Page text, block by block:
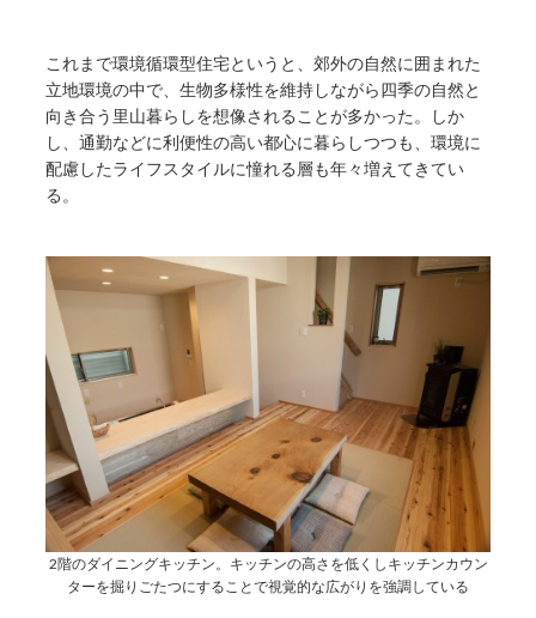
これまで環境循環型住宅というと、郊外の自然に囲まれた
立地環境の中で、生物多様性を維持しながら四季の自然と
向き合う里山暮らしを想像されることが多かった。しか
し、通勤などに利便性の高い都心に暮らしつつも、環境に
配慮したライフスタイルに憧れる層も年々増えてきてい
る。
2階のダイニングキッチン。キッチンの高さを低くしキッチンカウン
ターを掘りごたつにすることで視覚的な広がりを強調している